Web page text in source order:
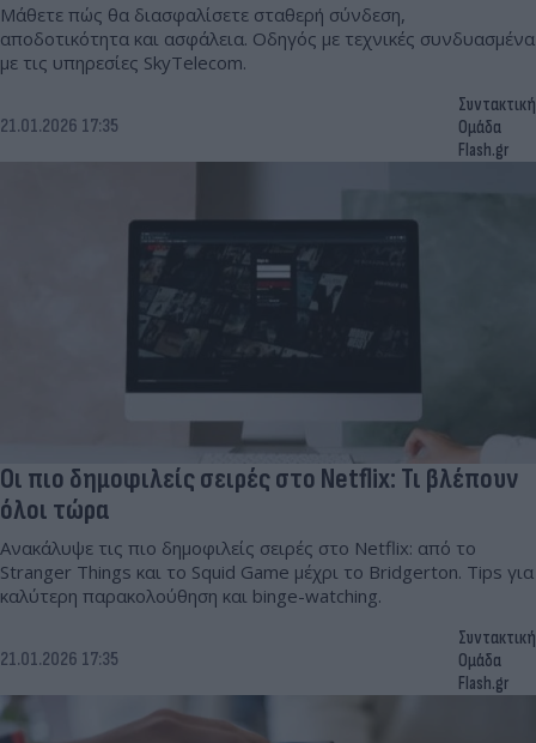
Μάθετε πώς θα διασφαλίσετε σταθερή σύνδεση,
αποδοτικότητα και ασφάλεια. Οδηγός με τεχνικές συνδυασμένα
με τις υπηρεσίες SkyTelecom.
21.01.2026 17:35
Συντακτική
Ομάδα
Flash.gr
Οι πιο δημοφιλείς σειρές στο Netflix: Τι βλέπουν
όλοι τώρα
Ανακάλυψε τις πιο δημοφιλείς σειρές στο Netflix: από το
Stranger Things και το Squid Game μέχρι το Bridgerton. Tips για
καλύτερη παρακολούθηση και binge-watching.
21.01.2026 17:35
Συντακτική
Ομάδα
Flash.gr